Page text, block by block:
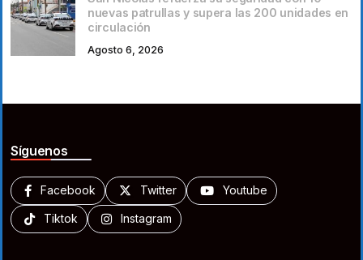
nuevas patrullas y supera las 200 unidades en
circulación
Agosto 6, 2026
Síguenos
Facebook Twitter Youtube
Tiktok Instagram